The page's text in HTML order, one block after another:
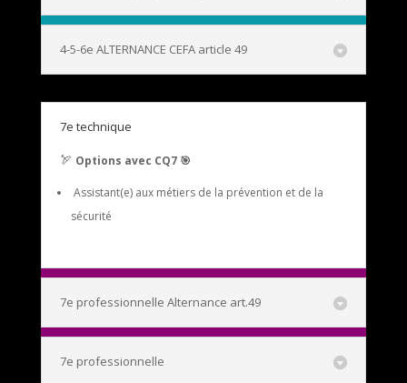
4-5-6e ALTERNANCE CEFA article 49
7e technique
🏹 Options avec CQ7 🎯
Assistant(e) aux métiers de la prévention et de la
sécurité
7e professionnelle Alternance art.49
7e professionnelle